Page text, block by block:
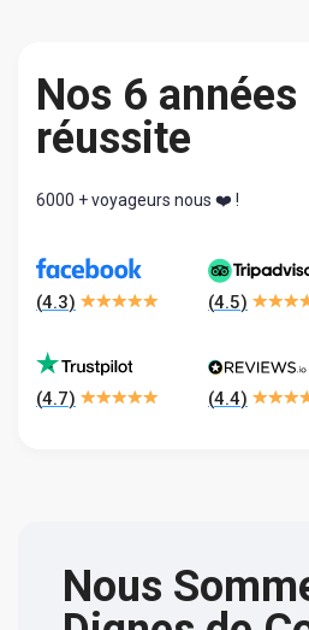
Nos 6 années
réussite
6000 + voyageurs nous ❤️ !
(4.3) (4.5)
(4.7) (4.4)
Nous